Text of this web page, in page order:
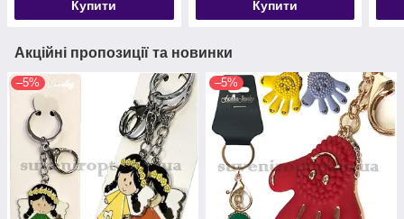
Купити Купити
Акційні пропозиції та новинки
–5% –5%